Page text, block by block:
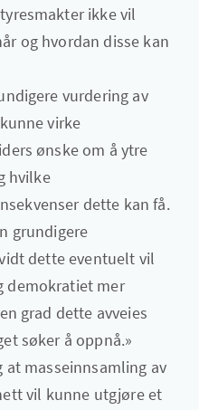
ikke vil
og hvordan disse kan
vurdering av
virke
ønske om å ytre
hvilke
dette kan få.
grundigere
dette eventuelt vil
demokratiet mer
grad dette avveies
søker å oppnå.»
at masseinnsamling av
vil kunne utgjøre et